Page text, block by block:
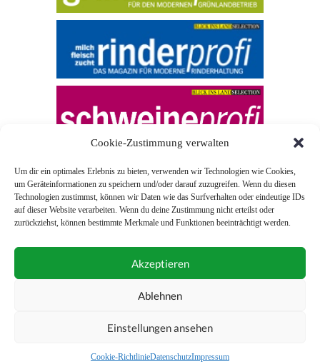
Cookie-Zustimmung verwalten
Um dir ein optimales Erlebnis zu bieten, verwenden wir Technologien wie Cookies,
um Geräteinformationen zu speichern und/oder darauf zuzugreifen. Wenn du diesen
Technologien zustimmst, können wir Daten wie das Surfverhalten oder eindeutige IDs
auf dieser Website verarbeiten. Wenn du deine Zustimmung nicht erteilst oder
zurückziehst, können bestimmte Merkmale und Funktionen beeinträchtigt werden.
Akzeptieren
Ablehnen
Einstellungen ansehen
Cookie-RichtlinieDatenschutzImpressum
© 2026 Blick ins Land
Unterstützt durch
0043 (0)1 581 28 90 0
Impressum
Allgemeine Geschäftsbedingungen